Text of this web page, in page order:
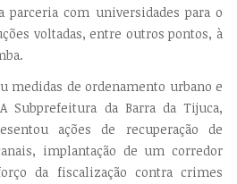
parceria com universidades para o
voltadas, entre outros pontos, à
medidas de ordenamento urbano e
Subprefeitura da Barra da Tijuca,
ações de recuperação de
implantação de um corredor
da fiscalização contra crimes